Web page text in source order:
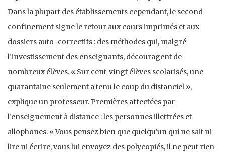
Dans la plupart des établissements cependant, le second
confinement signe le retour aux cours imprimés et aux
dossiers auto-correctifs : des méthodes qui, malgré
l’investissement des enseignants, découragent de
nombreux élèves. « Sur cent-vingt élèves scolarisés, une
quarantaine seulement a tenu le coup du distanciel »,
explique un professeur. Premières affectées par
l’enseignement à distance : les personnes illettrées et
allophones. « Vous pensez bien que quelqu’un qui ne sait ni
lire ni écrire, vous lui envoyez des polycopiés, il ne peut rien